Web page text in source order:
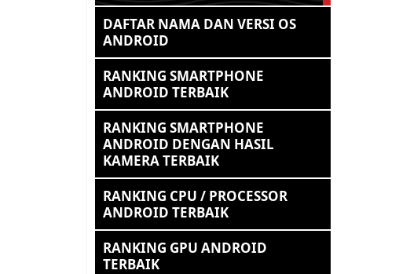
DAFTAR NAMA DAN VERSI OS
ANDROID
RANKING SMARTPHONE
ANDROID TERBAIK
RANKING SMARTPHONE
ANDROID DENGAN HASIL
KAMERA TERBAIK
RANKING CPU / PROCESSOR
ANDROID TERBAIK
RANKING GPU ANDROID
TERBAIK